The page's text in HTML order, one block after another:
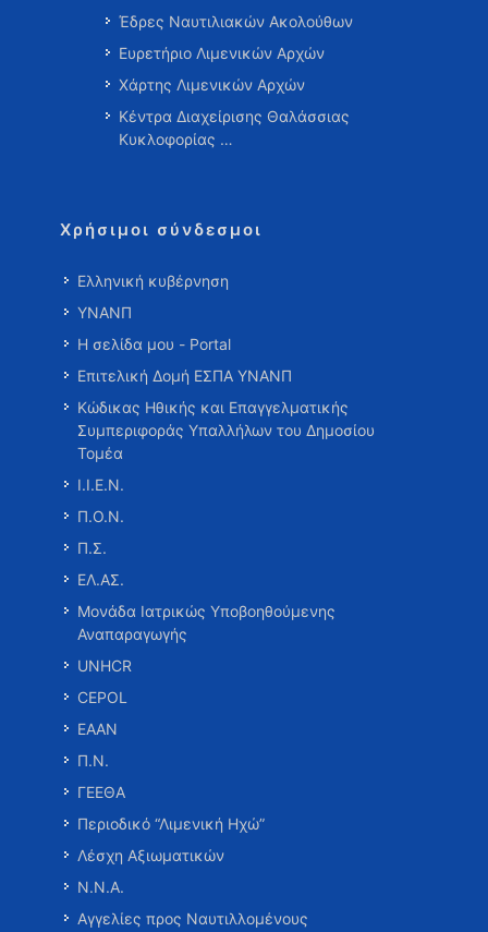
Έδρες Ναυτιλιακών Ακολούθων
Ευρετήριο Λιμενικών Αρχών
Χάρτης Λιμενικών Αρχών
Κέντρα Διαχείρισης Θαλάσσιας
Κυκλοφορίας …
Χρήσιμοι σύνδεσμοι
Ελληνική κυβέρνηση
ΥΝΑΝΠ
Η σελίδα μου - Portal
Επιτελική Δομή ΕΣΠΑ ΥΝΑΝΠ
Κώδικας Ηθικής και Επαγγελματικής
Συμπεριφοράς Υπαλλήλων του Δημοσίου
Τομέα
Ι.Ι.Ε.Ν.
Π.Ο.Ν.
Π.Σ.
ΕΛ.ΑΣ.
Μονάδα Ιατρικώς Υποβοηθούμενης
Αναπαραγωγής
UNHCR
CEPOL
ΕΑΑΝ
Π.Ν.
ΓΕΕΘΑ
Περιοδικό “Λιμενική Ηχώ”
Λέσχη Αξιωματικών
Ν.Ν.Α.
Αγγελίες προς Ναυτιλλομένους